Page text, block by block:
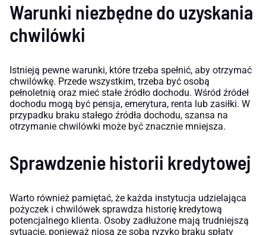
Warunki niezbędne do uzyskania
chwilówki
Istnieją pewne warunki, które trzeba spełnić, aby otrzymać
chwilówkę. Przede wszystkim, trzeba być osobą
pełnoletnią oraz mieć stałe źródło dochodu. Wśród źródeł
dochodu mogą być pensja, emerytura, renta lub zasiłki. W
przypadku braku stałego źródła dochodu, szansa na
otrzymanie chwilówki może być znacznie mniejsza.
Sprawdzenie historii kredytowej
Warto również pamiętać, że każda instytucja udzielająca
pożyczek i chwilówek sprawdza historię kredytową
potencjalnego klienta. Osoby zadłużone mają trudniejszą
sytuację, ponieważ niosą ze sobą ryzyko braku spłaty